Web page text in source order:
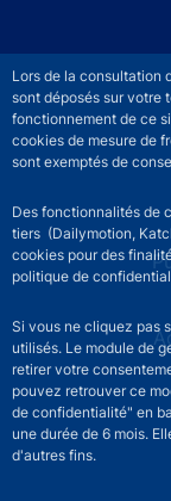
Lors de la consultation
sont déposés sur votre
fonctionnement de ce
cookies de mesure de
sont exemptés de
Des fonctionnalités de
tiers (Dailymotion,
cookies pour des
politique de
Si vous ne cliquez pas
utilisés. Le module de
retirer votre
pouvez retrouver ce
de confidentialité" en
une durée de 6 mois.
d'autres fins.
Footer